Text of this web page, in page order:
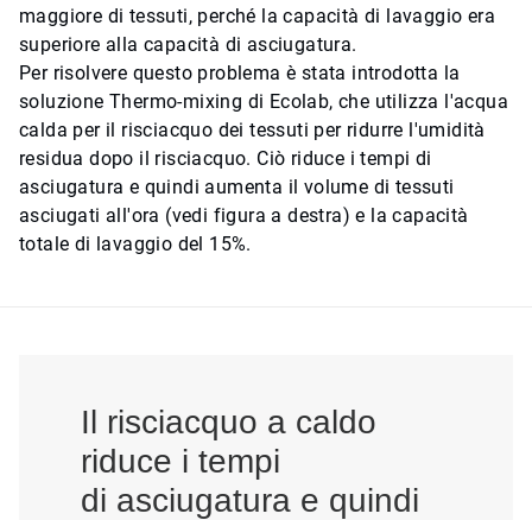
maggiore di tessuti, perché la capacità di lavaggio era
superiore alla capacità di asciugatura.
Per risolvere questo problema è stata introdotta la
soluzione Thermo-mixing di Ecolab, che utilizza l'acqua
calda per il risciacquo dei tessuti per ridurre l'umidità
residua dopo il risciacquo. Ciò riduce i tempi di
asciugatura e quindi aumenta il volume di tessuti
asciugati all'ora (vedi figura a destra) e la capacità
totale di lavaggio del 15%.
Il risciacquo a caldo
riduce i tempi
di asciugatura e quindi